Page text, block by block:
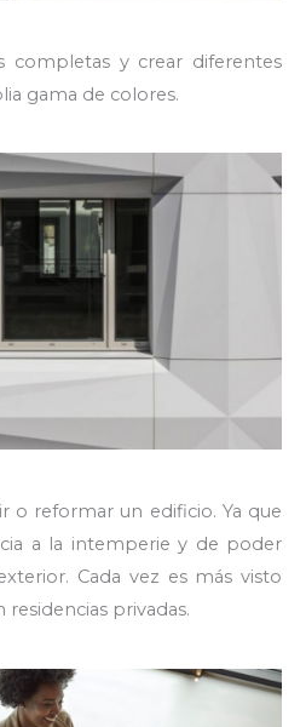
completas y crear diferentes
gama de colores.
o reformar un edificio. Ya que
a la intemperie y de poder
Cada vez es más visto
residencias privadas.